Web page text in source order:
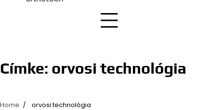
Címke: orvosi technológia
Home orvosi technológia